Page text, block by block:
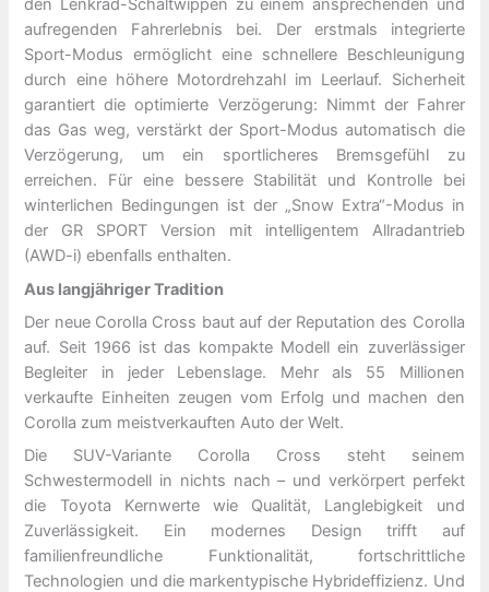
den Lenkrad-Schaltwippen zu einem ansprechenden und
aufregenden Fahrerlebnis bei. Der erstmals integrierte
Sport-Modus ermöglicht eine schnellere Beschleunigung
durch eine höhere Motordrehzahl im Leerlauf. Sicherheit
garantiert die optimierte Verzögerung: Nimmt der Fahrer
das Gas weg, verstärkt der Sport-Modus automatisch die
Verzögerung, um ein sportlicheres Bremsgefühl zu
erreichen. Für eine bessere Stabilität und Kontrolle bei
winterlichen Bedingungen ist der „Snow Extra“-Modus in
der GR SPORT Version mit intelligentem Allradantrieb
(AWD-i) ebenfalls enthalten.
Aus langjähriger Tradition
Der neue Corolla Cross baut auf der Reputation des Corolla
auf. Seit 1966 ist das kompakte Modell ein zuverlässiger
Begleiter in jeder Lebenslage. Mehr als 55 Millionen
verkaufte Einheiten zeugen vom Erfolg und machen den
Corolla zum meistverkauften Auto der Welt.
Die SUV-Variante Corolla Cross steht seinem
Schwestermodell in nichts nach – und verkörpert perfekt
die Toyota Kernwerte wie Qualität, Langlebigkeit und
Zuverlässigkeit. Ein modernes Design trifft auf
familienfreundliche Funktionalität, fortschrittliche
Technologien und die markentypische Hybrideffizienz. Und